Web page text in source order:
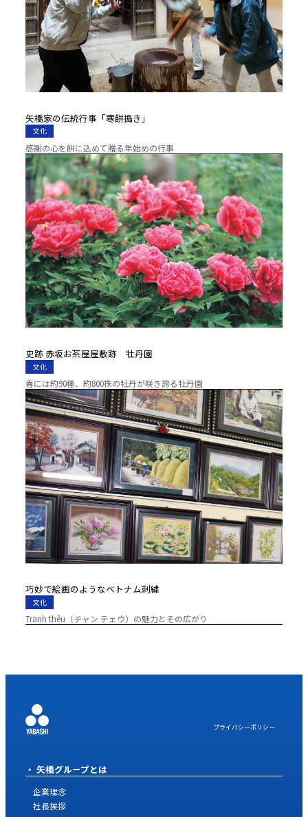
文化
矢橋家の伝統行事「寒餅搗き」
感謝の心を餅に込めて贈る年始めの行事
文化
史跡 赤坂お茶屋屋敷跡 牡丹園
春には約90種、約800株の牡丹が咲き誇る牡丹園
文化
巧妙で絵画のようなベトナム刺繍
Tranh thêu（チャン テェウ）の魅力とその広がり
プライバシーポリシー
矢橋グループとは
企業理念
社長挨拶